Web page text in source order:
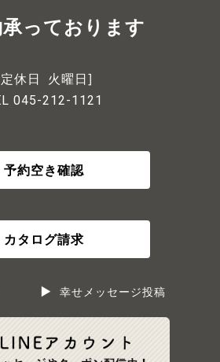
っております
休日 火曜日]
045-212-1121
予約空き確認
カタログ請求
幸せメッセージ投稿